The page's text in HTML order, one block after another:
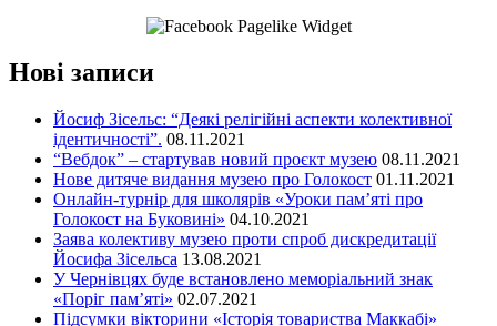
Нові записи
Йосиф Зісельс: “Деякі релігійні аспекти колективної
ідентичності”. 08.11.2021
“Вебдок” – стартував новий проєкт музею 08.11.2021
Нове дитяче видання музею про Голокост 01.11.2021
Онлайн-турнір для школярів «Уроки пам’яті про
Голокост на Буковині» 04.10.2021
Заява колективу музею проти спроб дискредитації
Йосифа Зісельса 13.08.2021
У Чернівцях буде встановлено меморіальний знак
«Поріг пам’яті» 02.07.2021
Підсумки вікторини «Історія товариства Маккабі»